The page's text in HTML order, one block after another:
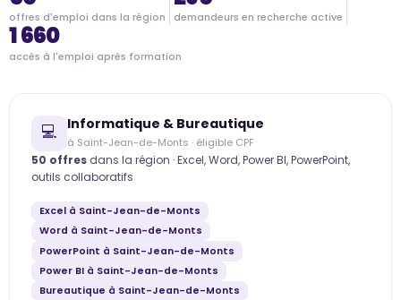
offres d'emploi dans la région demandeurs en recherche active
1 660
accès à l'emploi après formation
💻 Informatique & Bureautique
à Saint-Jean-de-Monts · éligible CPF
50 offres dans la région · Excel, Word, Power BI, PowerPoint,
outils collaboratifs
Excel à Saint-Jean-de-Monts
Word à Saint-Jean-de-Monts
PowerPoint à Saint-Jean-de-Monts
Power BI à Saint-Jean-de-Monts
Bureautique à Saint-Jean-de-Monts